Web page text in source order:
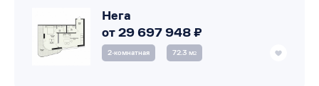
Нега
от 29 697 948 ₽
2‑комнатная 72.3 м2